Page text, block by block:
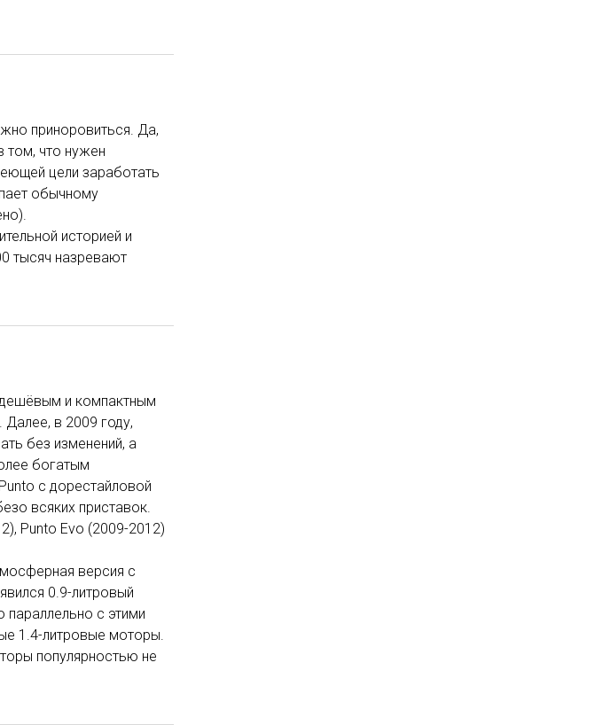
приноровиться. Да,
том, что нужен
цели заработать
обычному
историей и
тысяч назревают
дешёвым и компактным
Далее, в 2009 году,
без изменений, а
богатым
с дорестайловой
всяких приставок.
Punto Evo (2009-2012)
версия с
0.9-литровый
параллельно с этими
1.4-литровые моторы.
популярностью не